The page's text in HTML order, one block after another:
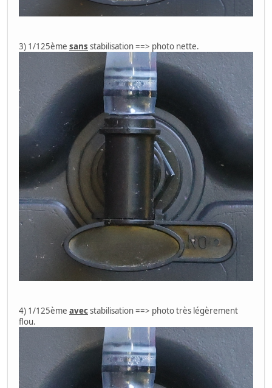
3) 1/125ème sans stabilisation ==> photo nette.
4) 1/125ème avecstabilisation ==> photo très légèrement
flou.